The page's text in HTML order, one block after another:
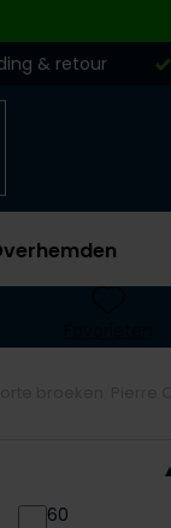
& retour
60